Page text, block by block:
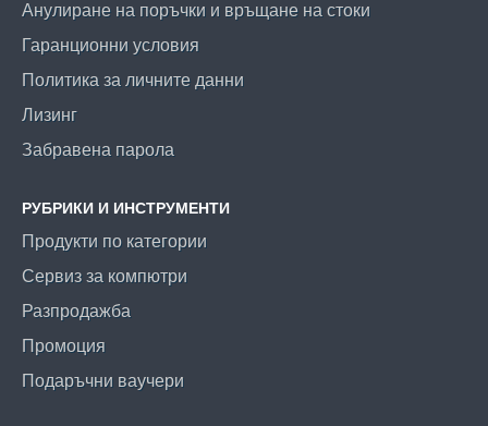
Анулиране на поръчки и връщане на стоки
Гаранционни условия
Политика за личните данни
Лизинг
Забравена парола
РУБРИКИ И ИНСТРУМЕНТИ
Продукти по категории
Сервиз за компютри
Разпродажба
Промоция
Подаръчни ваучери